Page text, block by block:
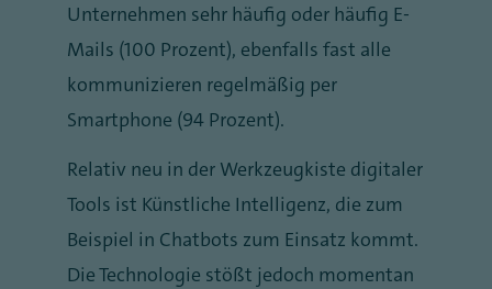
Unternehmen sehr häufig oder häufig E-
Mails (100 Prozent), ebenfalls fast alle
kommunizieren regelmäßig per
Smartphone (94 Prozent).
Relativ neu in der Werkzeugkiste digitaler
Tools ist Künstliche Intelligenz, die zum
Beispiel in Chatbots zum Einsatz kommt.
Die Technologie stößt jedoch momentan